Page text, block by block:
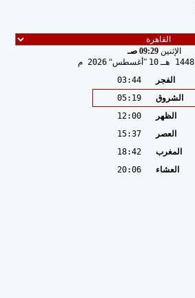
الإثنين 09:29 صـ
1448 هـ 10 أغسطس 2026 م
الفجر
03:44
الشروق
05:19
الظهر
12:00
العصر
15:37
المغرب
18:42
العشاء
20:06